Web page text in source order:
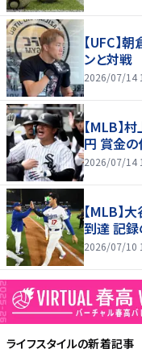
【UFC】
ンと対戦
2026/07/14
【MLB】
円 賞金
2026/07/14
【MLB】
到達 記録
2026/07/10
ライフスタイルの新着記事